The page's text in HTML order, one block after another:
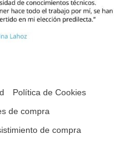
Política de Cookies
de compra
de compra